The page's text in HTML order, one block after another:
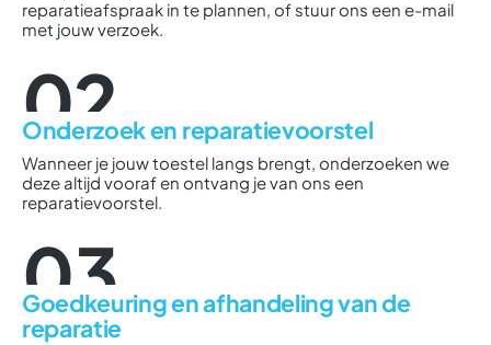
reparatieafspraak in te plannen, of stuur ons een e-mail
met jouw verzoek.
02
Onderzoek en reparatievoorstel
Wanneer je jouw toestel langs brengt, onderzoeken we
deze altijd vooraf en ontvang je van ons een
reparatievoorstel.
03
Goedkeuring en afhandeling van de
reparatie